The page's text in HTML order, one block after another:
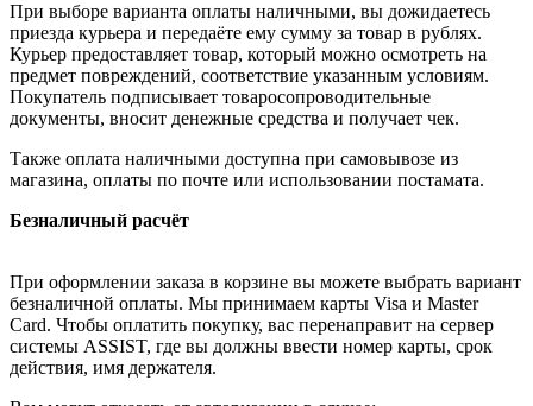
При выборе варианта оплаты наличными, вы дожидаетесь
приезда курьера и передаёте ему сумму за товар в рублях.
Курьер предоставляет товар, который можно осмотреть на
предмет повреждений, соответствие указанным условиям.
Покупатель подписывает товаросопроводительные
документы, вносит денежные средства и получает чек.
Также оплата наличными доступна при самовывозе из
магазина, оплаты по почте или использовании постамата.
Безналичный расчёт
При оформлении заказа в корзине вы можете выбрать вариант
безналичной оплаты. Мы принимаем карты Visa и Master
Card. Чтобы оплатить покупку, вас перенаправит на сервер
системы ASSIST, где вы должны ввести номер карты, срок
действия, имя держателя.